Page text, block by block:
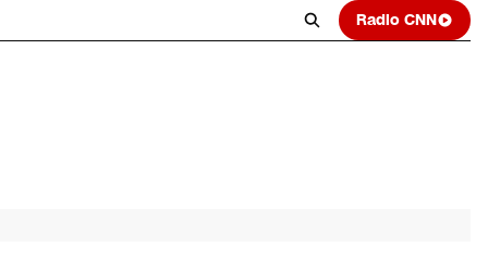
Radio CNN